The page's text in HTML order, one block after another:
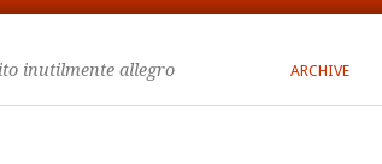
ARCHIVE
inutilmente allegro